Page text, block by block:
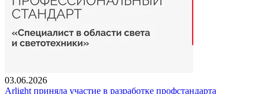
03.06.2026
Arlight приняла участие в разработке профстандарта